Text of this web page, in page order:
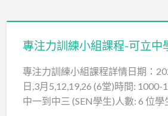
潘小姐（26643032）
專注力訓練小組課程-可立中
專注力訓練小組課程詳情日期：
日,3月5,12,19,26 (6堂)時間: 1000-
中一到中三 (SEN學生)人數: 6 位學